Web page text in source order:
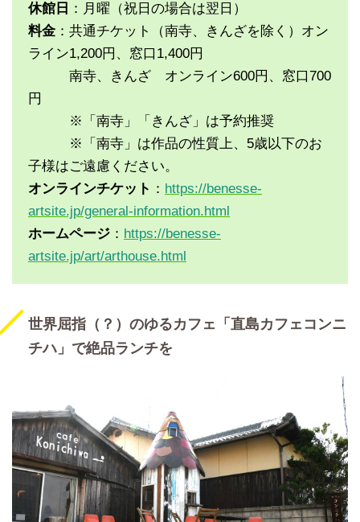
休館日 ：月曜（祝日の場合は翌日）
料金 ：共通チケット（南寺、きんざを除く）オン
ライン1,200円、窓口1,400円
南寺、きんざ オンライン600円、窓口700
円
※「南寺」「きんざ」は予約推奨
※「南寺」は作品の性質上、5歳以下のお
子様はご遠慮ください。
オンラインチケット ： https://benesse-
artsite.jp/general-information.html
ホームページ ： https://benesse-
artsite.jp/art/arthouse.html
世界屈指（？）のゆるカフェ「直島カフェコンニ
チハ」で絶品ランチを